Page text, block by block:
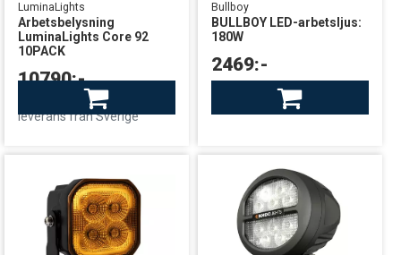
LuminaLights
Arbetsbelysning
LuminaLights Core 92
10PACK
10790:-
leverans från Sverige
Bullboy
BULLBOY LED-arbetsljus:
180W
2469:-
I lager: Begränsat antal
leverans från Sverige